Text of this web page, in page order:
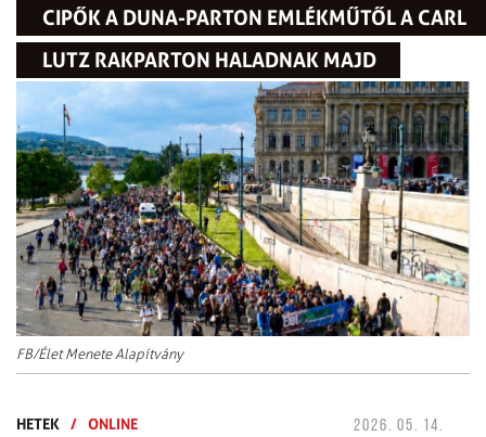
CIPŐK A DUNA-PARTON EMLÉKMŰTŐL A CARL
LUTZ RAKPARTON HALADNAK MAJD
FB/Élet Menete Alapítvány
HETEK / ONLINE 2026. 05. 14.